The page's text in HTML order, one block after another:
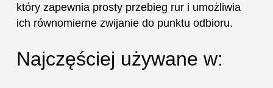
który zapewnia prosty przebieg rur i umożliwia
ich równomierne zwijanie do punktu odbioru.
Najczęściej używane w: